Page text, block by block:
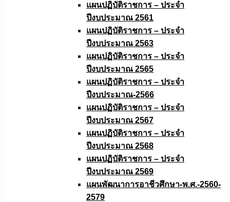
แผนปฏิบัติราชการ – ประจำ
ปีงบประมาณ 2561
แผนปฏิบัติราชการ – ประจำ
ปีงบประมาณ 2563
แผนปฏิบัติราชการ – ประจำ
ปีงบประมาณ 2565
แผนปฏิบัติราชการ – ประจำ
ปีงบประมาณ-2566
แผนปฏิบัติราชการ – ประจำ
ปีงบประมาณ 2567
แผนปฏิบัติราชการ – ประจำ
ปีงบประมาณ 2568
แผนปฏิบัติราชการ – ประจำ
ปีงบประมาณ 2569
แผนพัฒนาการอาชีวศึกษา-พ.ศ.-2560-
2579